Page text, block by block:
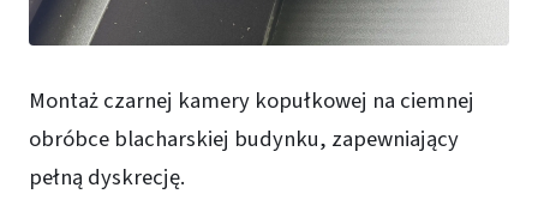
Montaż czarnej kamery kopułkowej na ciemnej
obróbce blacharskiej budynku, zapewniający
pełną dyskrecję.